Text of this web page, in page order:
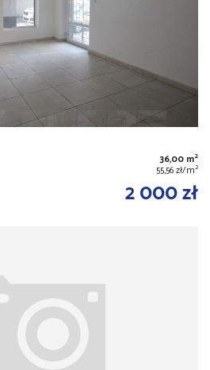
36,00 m2
55,56 zł/m2
2 000 zł